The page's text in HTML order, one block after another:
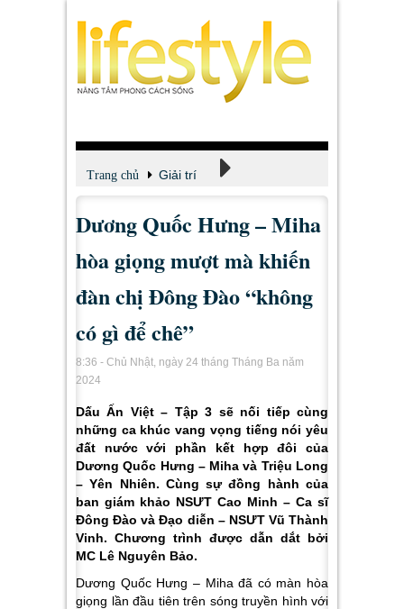
Trang chủ Giải trí
Xem - Nghe - Đọc
Dương Quốc Hưng – Miha
hòa giọng mượt mà khiến
đàn chị Đông Đào “không
có gì để chê”
8:36 - Chủ Nhật, ngày 24 tháng Tháng Ba năm
2024
Dấu Ấn Việt – Tập 3 sẽ nối tiếp cùng
những ca khúc vang vọng tiếng nói yêu
đất nước với phần kết hợp đôi của
Dương Quốc Hưng – Miha và Triệu Long
– Yên Nhiên. Cùng sự đồng hành của
ban giám khảo NSƯT Cao Minh – Ca sĩ
Đông Đào và Đạo diễn – NSƯT Vũ Thành
Vinh. Chương trình được dẫn dắt bởi
MC Lê Nguyên Bảo.
Dương Quốc Hưng – Miha đã có màn hòa
giọng lần đầu tiên trên sóng truyền hình với